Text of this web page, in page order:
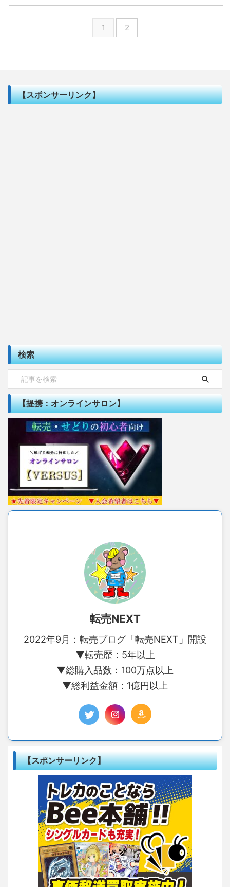
1 2
【スポンサーリンク】
検索
【提携：オンラインサロン】
転売NEXT
2022年9月：転売ブログ「転売NEXT」開設
▼転売歴：5年以上
▼総購入品数：100万点以上
▼総利益金額：1億円以上
【スポンサーリンク】